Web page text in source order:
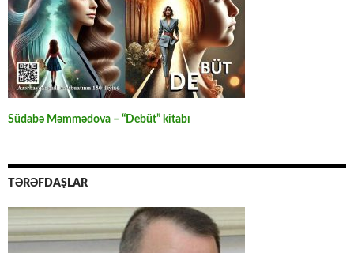
Südabə Məmmədova – “Debüt” kitabı
TƏRƏFDAŞLAR